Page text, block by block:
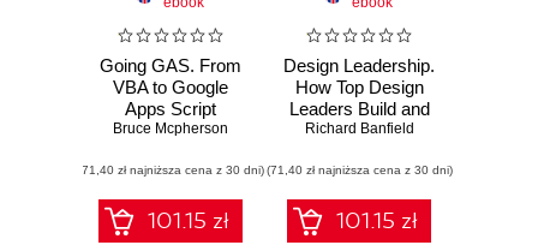
Going GAS. From
VBA to Google
Apps Script
Bruce Mcpherson
(71,40 zł najniższa cena z 30 dni)
101.15 zł
Design Leadership.
How Top Design
Leaders Build and
Grow Successful
Richard Banfield
(71,40 zł najniższa cena z 30 dni)
101.15 zł